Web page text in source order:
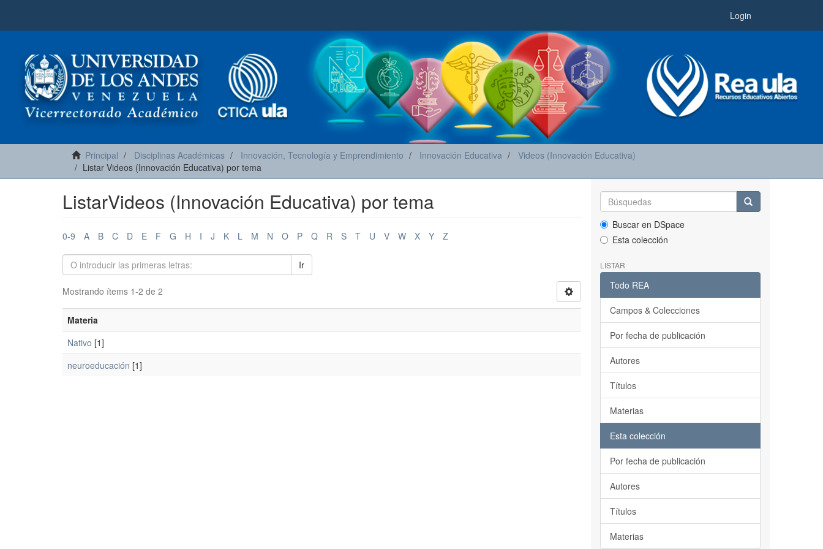
Login
Principal Disciplinas Académicas Innovación, Tecnología y Emprendimiento Innovación Educativa
Videos (Innovación Educativa)
Listar Videos (Innovación Educativa) por tema
ListarVideos (Innovación Educativa) por tema
0-9 A B C D E F G H I J K L M N O P Q R S T U V W X Y Z
Ir
Mostrando ítems 1-2 de 2
Materia
Nativo [1]
neuroeducación [1]
Buscar en DSpace
Esta colección
LISTAR
Todo REA
Campos & Colecciones
Por fecha de publicación
Autores
Títulos
Materias
Esta colección
Por fecha de publicación
Autores
Títulos
Materias